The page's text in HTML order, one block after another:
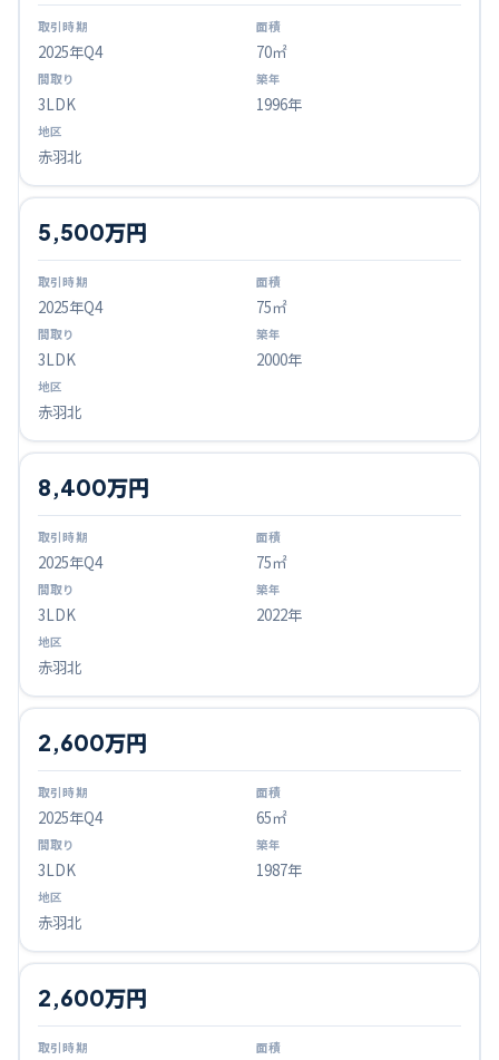
2025年Q4 70㎡
3LDK 1996年
赤羽北
2025年Q4
5,500万円
75㎡
3LDK 2000年
赤羽北
2025年Q4
8,400万円
75㎡
3LDK 2022年
赤羽北
2025年Q4
2,600万円
65㎡
3LDK 1987年
赤羽北
2,600万円